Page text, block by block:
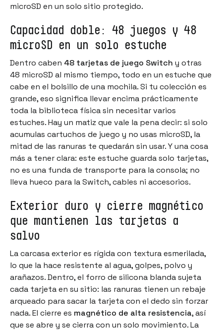
microSD en un solo sitio protegido.
Capacidad doble: 48 juegos y 48
microSD en un solo estuche
Dentro caben 48 tarjetas de juego Switch y otras
48 microSD al mismo tiempo, todo en un estuche que
cabe en el bolsillo de una mochila. Si tu colección es
grande, eso significa llevar encima prácticamente
toda la biblioteca física sin necesitar varios
estuches. Hay un matiz que vale la pena decir: si solo
acumulas cartuchos de juego y no usas microSD, la
mitad de las ranuras te quedarán sin usar. Y una cosa
más a tener clara: este estuche guarda solo tarjetas,
no es una funda de transporte para la consola; no
lleva hueco para la Switch, cables ni accesorios.
Exterior duro y cierre magnético
que mantienen las tarjetas a
salvo
La carcasa exterior es rígida con textura esmerilada,
lo que la hace resistente al agua, golpes, polvo y
arañazos. Dentro, el forro de silicona blanda sujeta
cada tarjeta en su sitio: las ranuras tienen un rebaje
arqueado para sacar la tarjeta con el dedo sin forzar
nada. El cierre es magnético de alta resistencia, así
que se abre y se cierra con un solo movimiento. La